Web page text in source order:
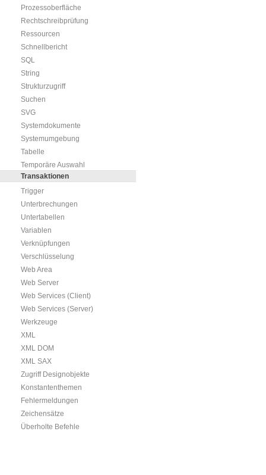
Prozessoberfläche
Rechtschreibprüfung
Ressourcen
Schnellbericht
SQL
String
Strukturzugriff
Suchen
SVG
Systemdokumente
Systemumgebung
Tabelle
Temporäre Auswahl
Transaktionen
Trigger
Unterbrechungen
Untertabellen
Variablen
Verknüpfungen
Verschlüsselung
Web Area
Web Server
Web Services (Client)
Web Services (Server)
Werkzeuge
XML
XML DOM
XML SAX
Zugriff Designobjekte
Konstantenthemen
Fehlermeldungen
Zeichensätze
Überholte Befehle